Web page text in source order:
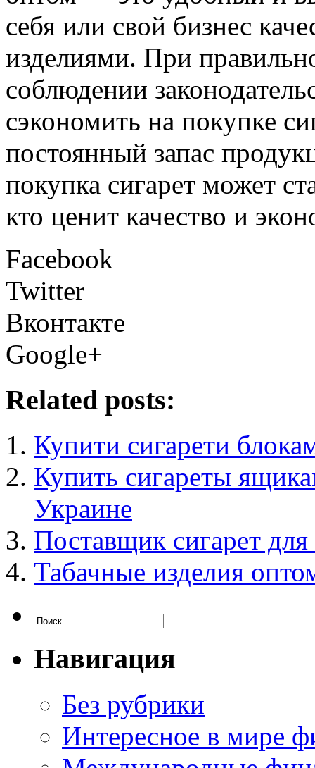
себя или свой бизнес
изделиями. При
соблюдении
сэкономить на покупке
постоянный запас
покупка сигарет может
кто ценит качество и
Facebook
Twitter
Вконтакте
Google+
Related posts:
Купити сигарети
Купить сигареты
Украине
Поставщик сигарет для
Табачные изделия
Навигация
Без рубрики
Интересное в мире